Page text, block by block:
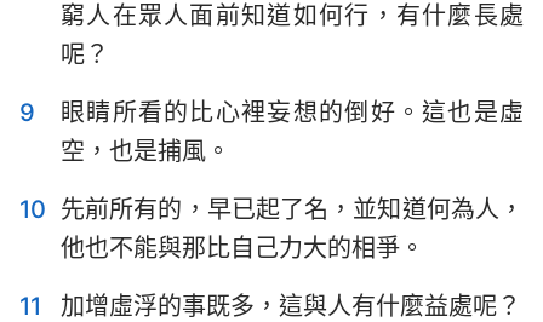
1 2 3 4 6
7
窮人在眾人面前知道如何行，有什麼長處
呢？
9
眼睛所看的比心裡妄想的倒好。這也是虛
空，也是捕風。
10 先前所有的，早已起了名，並知道何為人，
他也不能與那比自己力大的相爭。
11
加增虛浮的事既多，這與人有什麼益處呢？